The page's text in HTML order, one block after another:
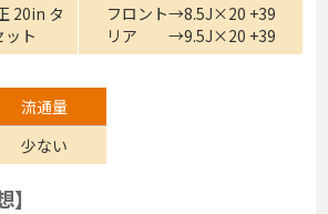
20in タ
ト
フロント→8.5J×20 +39
リア →9.5J×20 +39
流通量
少ない